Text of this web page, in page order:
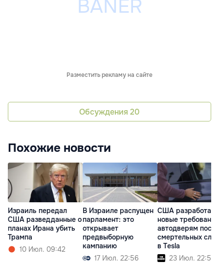
Разместить рекламу на сайте
Обсуждения 20
Похожие новости
Израиль передал
США разведданные о
планах Ирана убить
Трампа
10 Июл. 09:42
В Израиле распущен
парламент: это
открывает
предвыборную
кампанию
17 Июл. 22:56
США
новые
автодверям после
смертельных
в Tesla
23 Июл. 22:53